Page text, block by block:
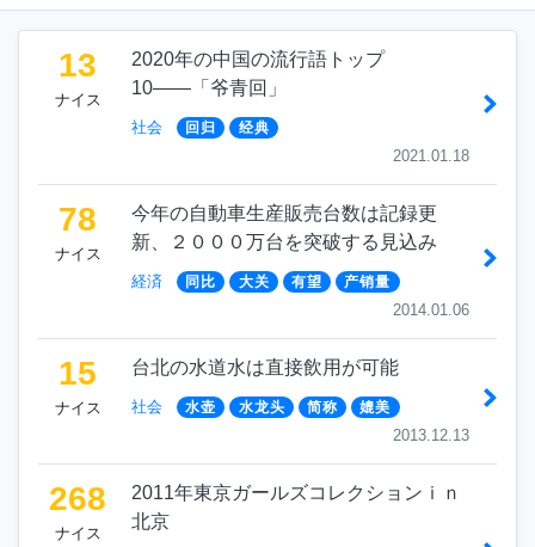
13
ナイス
2020年の中国の流行語トップ
10――「爷青回」
社会 回归 经典
2021.01.18
78
ナイス
今年の自動車生産販売台数は記録更
新、２０００万台を突破する見込み
経済 同比 大关 有望 产销量
2014.01.06
15
ナイス
台北の水道水は直接飲用が可能
社会 水壶 水龙头 简称 媲美
2013.12.13
268
ナイス
2011年東京ガールズコレクションｉｎ
北京